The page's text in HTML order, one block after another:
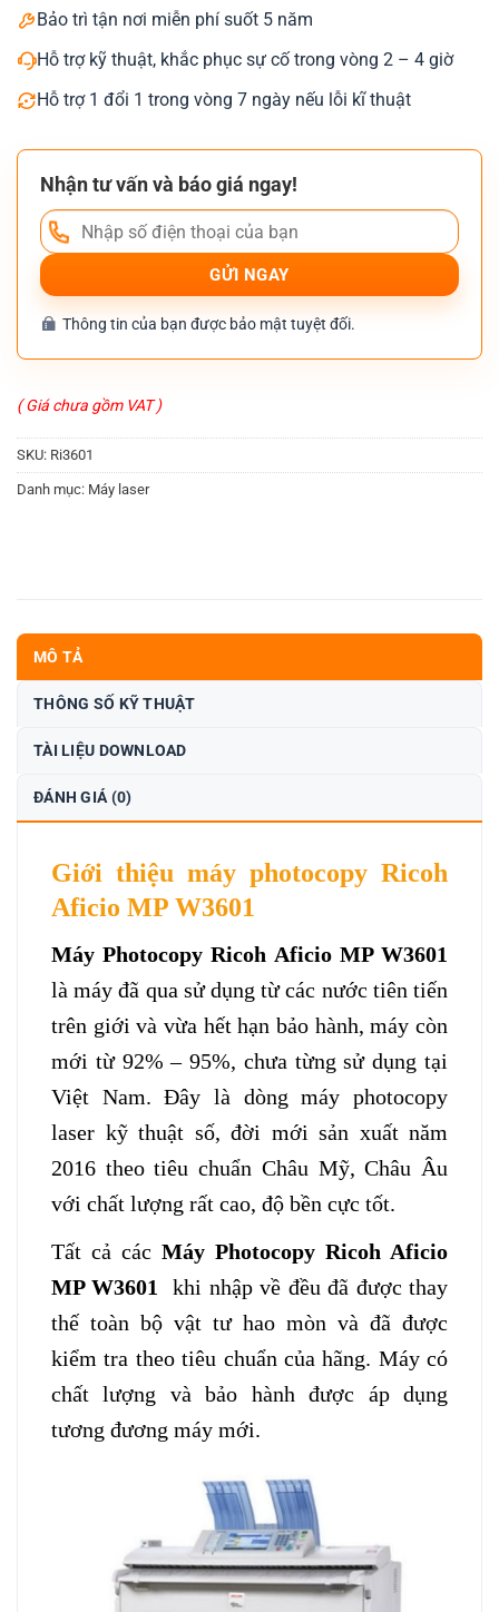
Bảo trì tận nơi miễn phí suốt 5 năm
Hỗ trợ kỹ thuật, khắc phục sự cố trong vòng 2 – 4 giờ
Hỗ trợ 1 đổi 1 trong vòng 7 ngày nếu lỗi kĩ thuật
Nhận tư vấn và báo giá ngay!
Thông tin của bạn được bảo mật tuyệt đối.
( Giá chưa gồm VAT )
SKU: Ri3601
Danh mục: Máy laser
MÔ TẢ
THÔNG SỐ KỸ THUẬT
TÀI LIỆU DOWNLOAD
ĐÁNH GIÁ (0)
Giới thiệu máy photocopy Ricoh
Aficio MP W3601
Máy Photocopy Ricoh Aficio MP W3601
là máy đã qua sử dụng từ các nước tiên tiến
trên giới và vừa hết hạn bảo hành, máy còn
mới từ 92% – 95%, chưa từng sử dụng tại
Việt Nam. Đây là dòng máy photocopy
laser kỹ thuật số, đời mới sản xuất năm
2016 theo tiêu chuẩn Châu Mỹ, Châu Âu
với chất lượng rất cao, độ bền cực tốt.
Tất cả các Máy Photocopy Ricoh Aficio
MP W3601
khi nhập về đều đã được thay
thế toàn bộ vật tư hao mòn và đã được
kiểm tra theo tiêu chuẩn của hãng. Máy có
chất lượng và bảo hành được áp dụng
tương đương máy mới.